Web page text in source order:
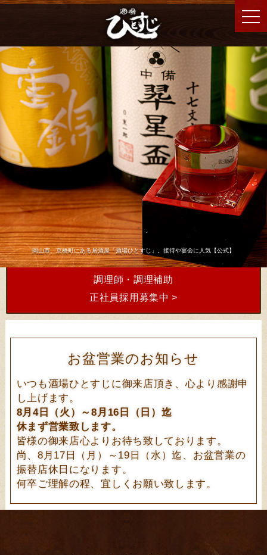
岡山市、京橋町にある居酒屋「酒場ひとすじ」。接待や宴会に人気【公式】
調理師・調理補助
正社員採用募集中 >
お盆営業のお知らせ
いつも酒場ひとすじに御来店頂き、心より感謝申
し上げます。
8月4日（火）～8月16日（日）迄
休まず営業致します。
皆様の御来店心よりお待ち致しております。
尚、8月17日（月）～19日（水）迄、お盆営業の
振替店休日になります。
何卒ご理解の程、宜しくお願い致します。